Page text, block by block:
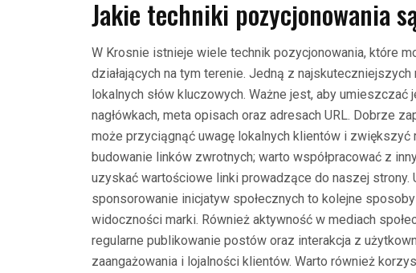
Jakie techniki pozycjonowania
W Krosnie istnieje wiele technik pozycjonowania, które
działających na tym terenie. Jedną z
lokalnych słów kluczowych. Ważne jest, aby
nagłówkach, meta opisach oraz adresach URL. Dobrze
może przyciągnąć uwagę lokalnych klientów i zwiększyć
budowanie linków zwrotnych; warto współpracować z
uzyskać wartościowe linki prowadzące do naszej strony.
sponsorowanie inicjatyw społecznych to kolejne
widoczności marki. Również aktywność w mediach
regularne publikowanie postów oraz interakcja z
zaangażowania i lojalności klientów. Warto również